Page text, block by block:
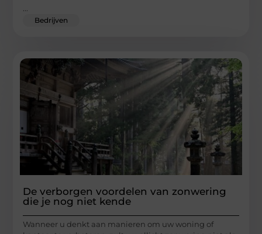
Bedrijven
De verborgen voordelen van zonwering
die je nog niet kende
Wanneer u denkt aan manieren om uw woning of